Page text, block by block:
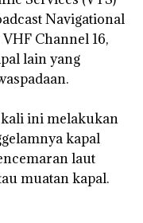
Navigational
Channel 16,
lain yang
ini melakukan
kapal
laut
muatan kapal.